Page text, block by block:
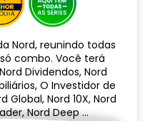
Nord, reunindo todas
combo. Você terá
Dividendos, Nord
O Investidor de
Global, Nord 10X, Nord
Nord Deep …